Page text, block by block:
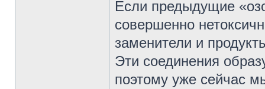
Если предыдущие
совершенно
заменители и
Эти соединения
поэтому уже сейчас